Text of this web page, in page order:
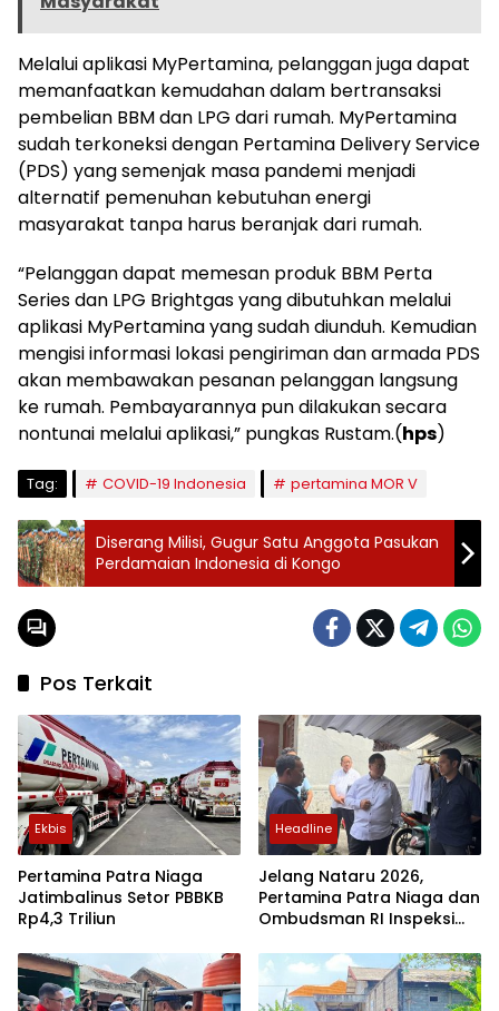
Melalui aplikasi MyPertamina, pelanggan juga dapat
memanfaatkan kemudahan dalam bertransaksi
pembelian BBM dan LPG dari rumah. MyPertamina
sudah terkoneksi dengan Pertamina Delivery Service
(PDS) yang semenjak masa pandemi menjadi
alternatif pemenuhan kebutuhan energi
masyarakat tanpa harus beranjak dari rumah.
“Pelanggan dapat memesan produk BBM Perta
Series dan LPG Brightgas yang dibutuhkan melalui
aplikasi MyPertamina yang sudah diunduh. Kemudian
mengisi informasi lokasi pengiriman dan armada PDS
akan membawakan pesanan pelanggan langsung
ke rumah. Pembayarannya pun dilakukan secara
nontunai melalui aplikasi,” pungkas Rustam.(hps)
Tag: COVID-19 Indonesia pertamina MOR V
Diserang Milisi, Gugur Satu Anggota Pasukan
Perdamaian Indonesia di Kongo
Pos Terkait
Ekbis
Pertamina Patra Niaga
Jatimbalinus Setor PBBKB
Rp4,3 Triliun
Headline
Jelang Nataru 2026,
Pertamina Patra Niaga dan
Ombudsman RI Inspeksi
dan Distribusi LPG Aman